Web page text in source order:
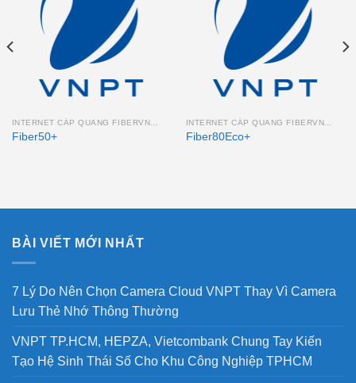
Fiber50+ Fiber80Eco+
BÀI VIẾT MỚI NHẤT
7 Lý Do Nên Chọn Camera Cloud VNPT Thay Vì Camera
Lưu Thẻ Nhớ Thông Thường
VNPT TP.HCM, HEPZA, Vietcombank Chung Tay Kiến
Tạo Hệ Sinh Thái Số Cho Khu Công Nghiệp TPHCM